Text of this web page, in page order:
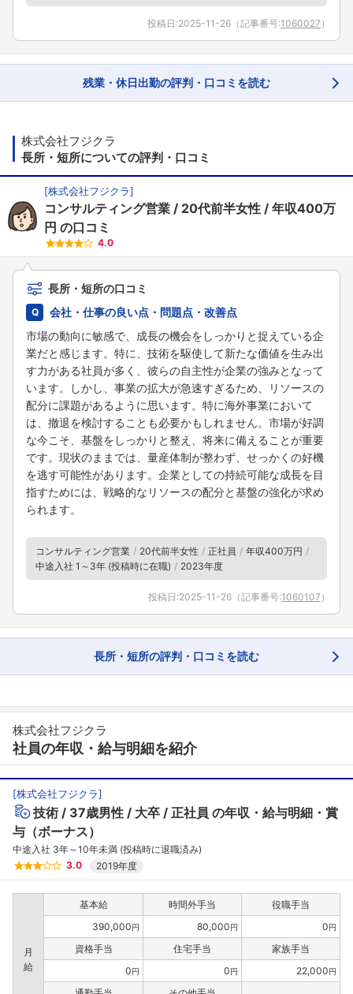
フォローしました
投稿日:2025-11-26 （記事番号:1060027 ）
残業・休日出勤の評判・口コミを読む
株式会社フジクラ
長所・短所についての評判・口コミ
[株式会社フジクラ]
コンサルティング営業 20代前半女性
年収400万
円 の口コミ
4.0
長所・短所の口コミ
会社・仕事の良い点・問題点・改善点
市場の動向に敏感で、成長の機会をしっかりと捉えている企
業だと感じます。特に、技術を駆使して新たな価値を生み出
す力がある社員が多く、彼らの自主性が企業の強みとなって
います。しかし、事業の拡大が急速すぎるため、リソースの
配分に課題があるように思います。特に海外事業において
は、撤退を検討することも必要かもしれません。市場が好調
な今こそ、基盤をしっかりと整え、将来に備えることが重要
です。現状のままでは、量産体制が整わず、せっかくの好機
を逃す可能性があります。企業としての持続可能な成長を目
指すためには、戦略的なリソースの配分と基盤の強化が求め
られます。
コンサルティング営業 20代前半女性 正社員
年収400万円
中途入社 1～3年 (投稿時に在職)
2023年度
投稿日:2025-11-26 （記事番号:1060107 ）
長所・短所の評判・口コミを読む
株式会社フジクラ
社員の年収・給与明細を紹介
[株式会社フジクラ]
技術 37歳男性 大卒 正社員 の年収・給与明細・賞
与（ボーナス）
中途入社 3年～10年未満 (投稿時に退職済み)
3.0
2019年度
月
給
基本給 時間外手当
役職手当
390,000円 80,000円 0円
資格手当 住宅手当
家族手当
0円 0円 22,000円